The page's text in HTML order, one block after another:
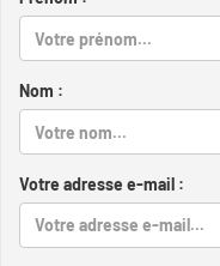
Nom :
Votre adresse e-mail :